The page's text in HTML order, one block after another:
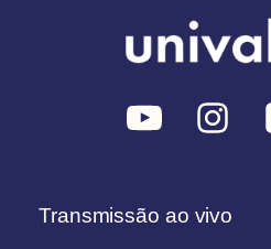
Transmissão ao vivo